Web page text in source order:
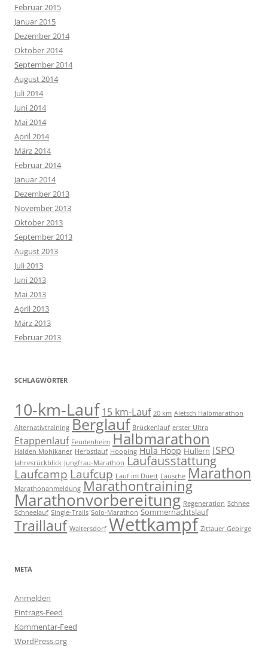
Februar 2015
Januar 2015
Dezember 2014
Oktober 2014
September 2014
August 2014
Juli 2014
Juni 2014
Mai 2014
April 2014
März 2014
Februar 2014
Januar 2014
Dezember 2013
November 2013
Oktober 2013
September 2013
August 2013
Juli 2013
Juni 2013
Mai 2013
April 2013
März 2013
Februar 2013
SCHLAGWÖRTER
10-km-Lauf 15 km-Lauf 20 km Aletsch Halbmarathon
Alternativtraining Berglauf Brückenlauf erster Ultra
Etappenlauf Feudenheim Halbmarathon
Halden Mohikaner Herbstlauf Hooping Hula Hoop Hullern ISPO
Jahresrückblick Jungfrau-Marathon Laufausstattung
Laufcamp Laufcup Lauf im Duett Lausche Marathon
Marathonanmeldung Marathontraining
Marathonvorbereitung Regeneration Schnee
Schneelauf Single-Trails Solo-Marathon Sommernachtslauf
Traillauf Waltersdorf Wettkampf Zittauer Gebirge
META
Anmelden
Eintrags-Feed
Kommentar-Feed
WordPress.org